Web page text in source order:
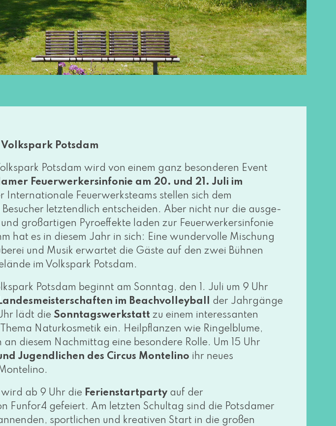
Potsdam
Potsdam wird von einem ganz beson­de­ren Event
Feuerwerkersinfonie am 20. und 21. Juli im
Internationale Feuerwerksteams stel­len sich dem
letzt­end­lich ent­schei­den. Aber nicht nur die aus­ge­
groß­ar­ti­gen Pyroeffekte laden zur Feuerwerkersinfonie
hat es in die­sem Jahr in sich: Eine wun­der­vol­le Mischung
und Musik erwar­tet die Gäste auf den zwei Bühnen
im Volkspark Potsdam.
Potsdam beginnt am Sonntag, den 1. Juli um 9 Uhr
im Beachvolleyball der Jahrgänge
lädt die Sonntagswerkstatt zu einem inter­es­san­ten
Naturkosmetik ein. Heilpflanzen wie Ringelblume,
an die­sem Nachmittag eine beson­de­re Rolle. Um 15 Uhr
Jugendlichen des Circus Montelino ihr neu­es
ab 9 Uhr die Ferienstartpartyauf der
Funfor4 gefei­ert. Am letz­ten Schultag sind die Potsdamer
sport­li­chen und krea­ti­ven Start in die gro­ßen